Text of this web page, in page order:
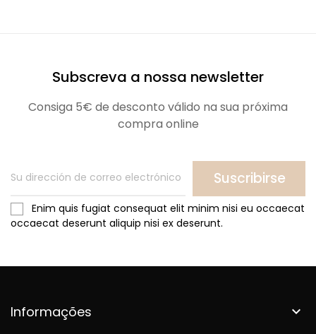
Subscreva a nossa newsletter
Consiga 5€ de desconto válido na sua próxima
compra online
Suscribirse
Enim quis fugiat consequat elit minim nisi eu occaecat
occaecat deserunt aliquip nisi ex deserunt.
Informações 